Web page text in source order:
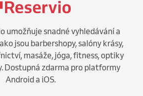
umožňuje snadné vyhledávání a
jsou barbershopy, salóny krásy,
masáže, jóga, fitness, optiky
Dostupná zdarma pro platformy
Android a iOS.